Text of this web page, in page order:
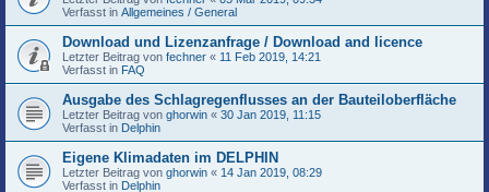
Verfasst in Allgemeines / General
Download und Lizenzanfrage / Download and licence
Letzter Beitrag von fechner « 11 Feb 2019, 14:21
Verfasst in FAQ
Ausgabe des Schlagregenflusses an der Bauteiloberfläche
Letzter Beitrag von ghorwin « 30 Jan 2019, 11:15
Verfasst in Delphin
Eigene Klimadaten im DELPHIN
Letzter Beitrag von ghorwin « 14 Jan 2019, 08:29
Verfasst in Delphin